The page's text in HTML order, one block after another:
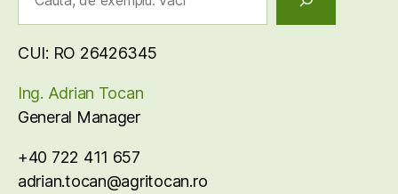
CUI: RO 26426345
Ing. Adrian Tocan
General Manager
+40 722 411 657
adrian.tocan@agritocan.ro